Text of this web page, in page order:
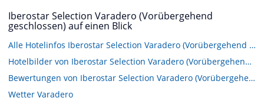
Iberostar Selection Varadero (Vorübergehend
geschlossen) auf einen Blick
Alle Hotelinfos Iberostar Selection Varadero (Vorübergehend geschlossen)
Hotelbilder von Iberostar Selection Varadero (Vorübergehend geschlossen)
Bewertungen von Iberostar Selection Varadero (Vorübergehend geschlossen)
Wetter Varadero